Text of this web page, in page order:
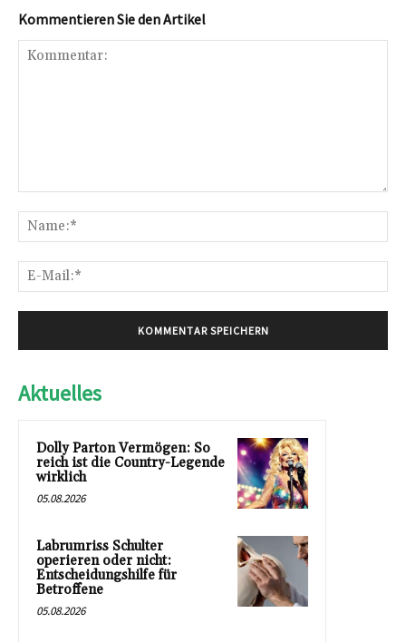
Kommentieren Sie den Artikel
Aktuelles
Dolly Parton Vermögen: So
reich ist die Country-Legende
wirklich
05.08.2026
Labrumriss Schulter
operieren oder nicht:
Entscheidungshilfe für
Betroffene
05.08.2026